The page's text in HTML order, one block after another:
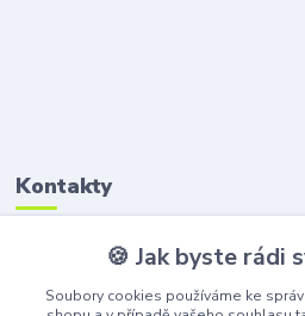
Kontakty
(Po-Pá, 8-16 hod.)
🍪 Jak byste rádi
Soubory cookies používáme ke